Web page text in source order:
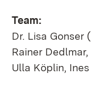
Team:
Dr. Lisa Gonser
Rainer
Ulla Köplin,